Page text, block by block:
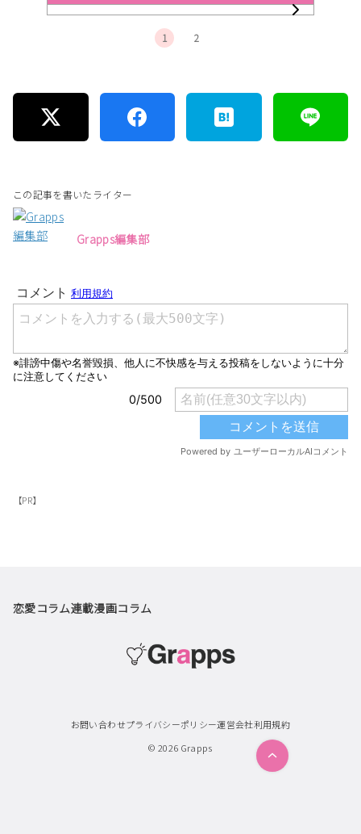
1 2
この記事を書いたライター
Grapps編集部
【PR】
恋愛コラム連載漫画コラム
お問い合わせプライバシーポリシー運営会社利用規約
© 2026 Grapps